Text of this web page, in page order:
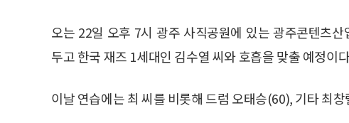
오는 22일 오후 7시 광주 사직공원에 있는 광주콘텐츠
두고 한국 재즈 1세대인 김수열 씨와 호흡을 맞출 예정이
이날 연습에는 최 씨를 비롯해 드럼 오태승(60), 기타 최